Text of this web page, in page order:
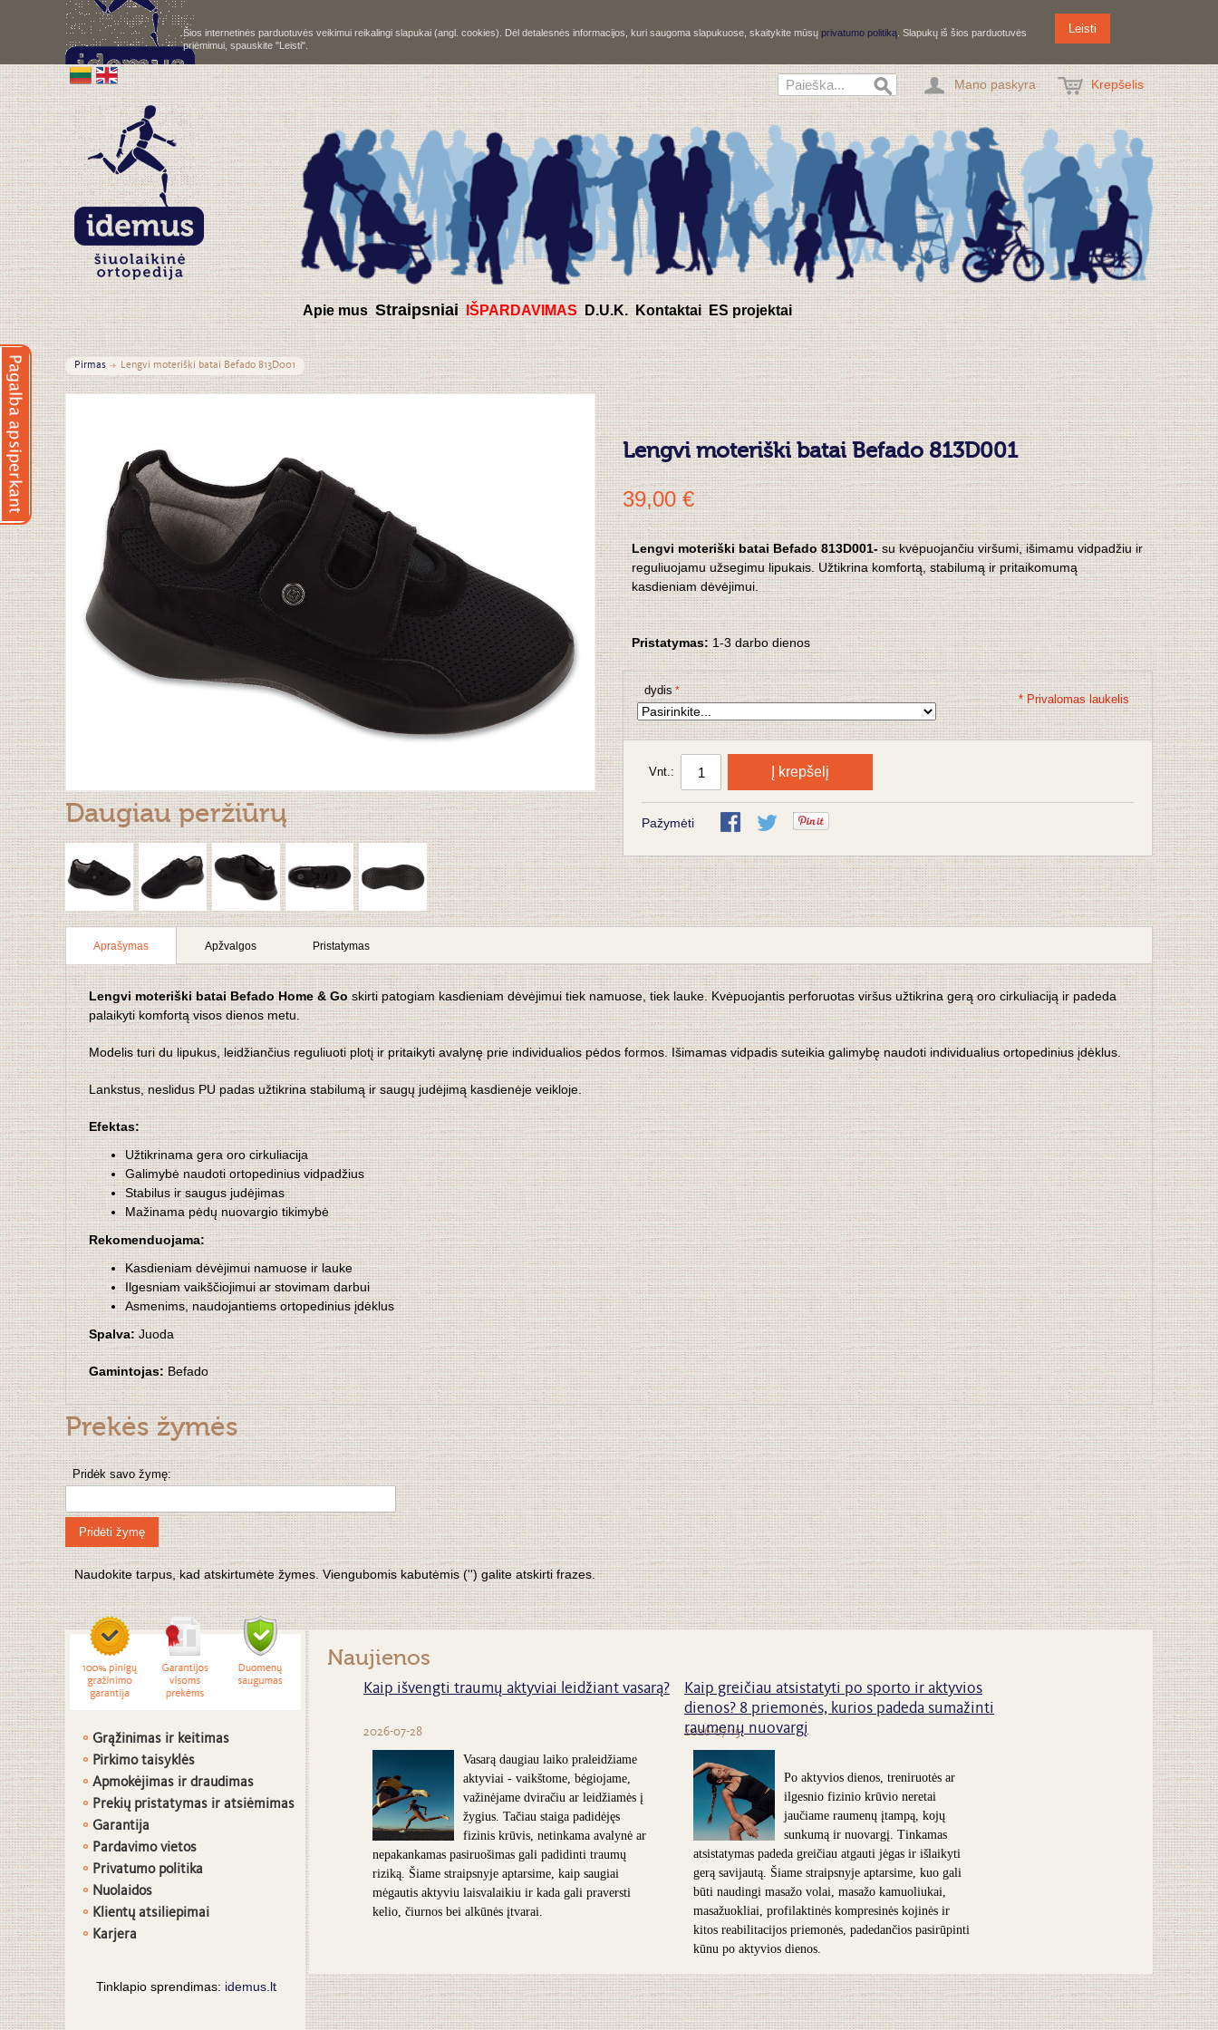
Šios internetinės parduotuvės veikimui reikalingi slapukai (angl. cookies). Dėl detalesnės informacijos, kuri saugoma slapukuose, skaitykite mūsų privatumo politiką . Slapukų iš šios parduotuvės
priėmimui, spauskite "Leisti".
Leisti
Mano paskyra Krepšelis
Apie mus Straipsniai IŠPARDAVIMAS D.U.K. Kontaktai ES projektai
Pirmas Lengvi moteriški batai Befado 813D001
Daugiau peržiūrų
Lengvi moteriški batai Befado 813D001
39,00 €
Lengvi moteriški batai Befado 813D001-su kvėpuojančiu viršumi, išimamu vidpadžiu ir
reguliuojamu užsegimu lipukais. Užtikrina komfortą, stabilumą ir pritaikomumą
kasdieniam dėvėjimui.
Pristatymas:1-3 darbo dienos
dydis
* Privalomas laukelis
Vnt.: Į krepšelį
Pažymėti
Aprašymas Apžvalgos Pristatymas
Lengvi moteriški batai Befado Home & Goskirti patogiam kasdieniam dėvėjimui tiek namuose, tiek lauke. Kvėpuojantis perforuotas viršus užtikrina gerą oro cirkuliaciją ir padeda
palaikyti komfortą visos dienos metu.
Modelis turi du lipukus, leidžiančius reguliuoti plotį ir pritaikyti avalynę prie individualios pėdos formos. Išimamas vidpadis suteikia galimybę naudoti individualius ortopedinius įdėklus.
Lankstus, neslidus PU padas užtikrina stabilumą ir saugų judėjimą kasdienėje veikloje.
Efektas:
Užtikrinama gera oro cirkuliacija
Galimybė naudoti ortopedinius vidpadžius
Stabilus ir saugus judėjimas
Mažinama pėdų nuovargio tikimybė
Rekomenduojama:
Kasdieniam dėvėjimui namuose ir lauke
Ilgesniam vaikščiojimui ar stovimam darbui
Asmenims, naudojantiems ortopedinius įdėklus
Spalva:Juoda
Gamintojas:Befado
Prekės žymės
Pridėk savo žymę:
Pridėti žymę
Naudokite tarpus, kad atskirtumėte žymes. Viengubomis kabutėmis ('') galite atskirti frazes.
Grąžinimas ir keitimas
Pirkimo taisyklės
Apmokėjimas ir draudimas
Prekių pristatymas ir atsiėmimas
Garantija
Pardavimo vietos
Privatumo politika
Nuolaidos
Klientų atsiliepimai
Karjera
Tinklapio sprendimas: idemus.lt
Naujienos
Kaip išvengti traumų aktyviai leidžiant vasarą?
2026-07-28
Vasarą daugiau laiko praleidžiame
aktyviai - vaikštome, bėgiojame,
važinėjame dviračiu ar leidžiamės į
žygius. Tačiau staiga padidėjęs
fizinis krūvis, netinkama avalynė ar
nepakankamas pasiruošimas gali padidinti traumų
riziką. Šiame straipsnyje aptarsime, kaip saugiai
mėgautis aktyviu laisvalaikiu ir kada gali praversti
kelio, čiurnos bei alkūnės įtvarai.
Kaip greičiau atsistatyti po sporto ir aktyvios
dienos? 8 priemonės, kurios padeda sumažinti
raumenų nuovargį
2026-07-15
Po aktyvios dienos, treniruotės ar
ilgesnio fizinio krūvio neretai
jaučiame raumenų įtampą, kojų
sunkumą ir nuovargį. Tinkamas
atsistatymas padeda greičiau atgauti jėgas ir išlaikyti
gerą savijautą. Šiame straipsnyje aptarsime, kuo gali
būti naudingi masažo volai, masažo kamuoliukai,
masažuokliai, profilaktinės kompresinės kojinės ir
kitos reabilitacijos priemonės, padedančios pasirūpinti
kūnu po aktyvios dienos.